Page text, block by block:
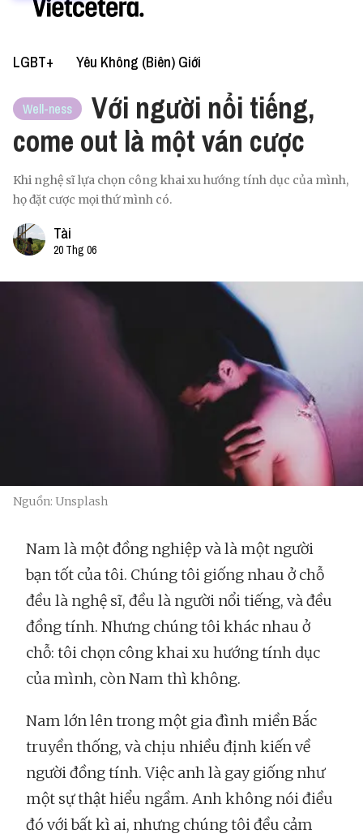
LGBT+ Yêu Không (Biên) Giới
Well-ness
Với người nổi tiếng,
come out là một ván cược
Khi nghệ sĩ lựa chọn công khai xu hướng tính dục của mình,
họ đặt cược mọi thứ mình có.
Tài
20 Thg 06
Nguồn: Unsplash
Nam là một đồng nghiệp và là một người
bạn tốt của tôi. Chúng tôi giống nhau ở chỗ
đều là nghệ sĩ, đều là người nổi tiếng, và đều
đồng tính. Nhưng chúng tôi khác nhau ở
chỗ: tôi chọn công khai xu hướng tính dục
của mình, còn Nam thì không.
Nam lớn lên trong một gia đình miền Bắc
truyền thống, và chịu nhiều định kiến về
người đồng tính. Việc anh là gay giống như
một sự thật hiểu ngầm. Anh không nói điều
đó với bất kì ai, nhưng chúng tôi đều cảm